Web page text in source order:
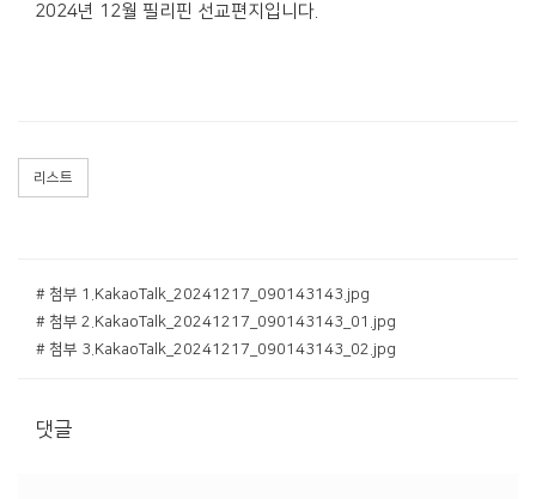
2024년 12월 필리핀 선교편지입니다.
리스트
# 첨부 1.KakaoTalk_20241217_090143143.jpg
# 첨부 2.KakaoTalk_20241217_090143143_01.jpg
# 첨부 3.KakaoTalk_20241217_090143143_02.jpg
댓글